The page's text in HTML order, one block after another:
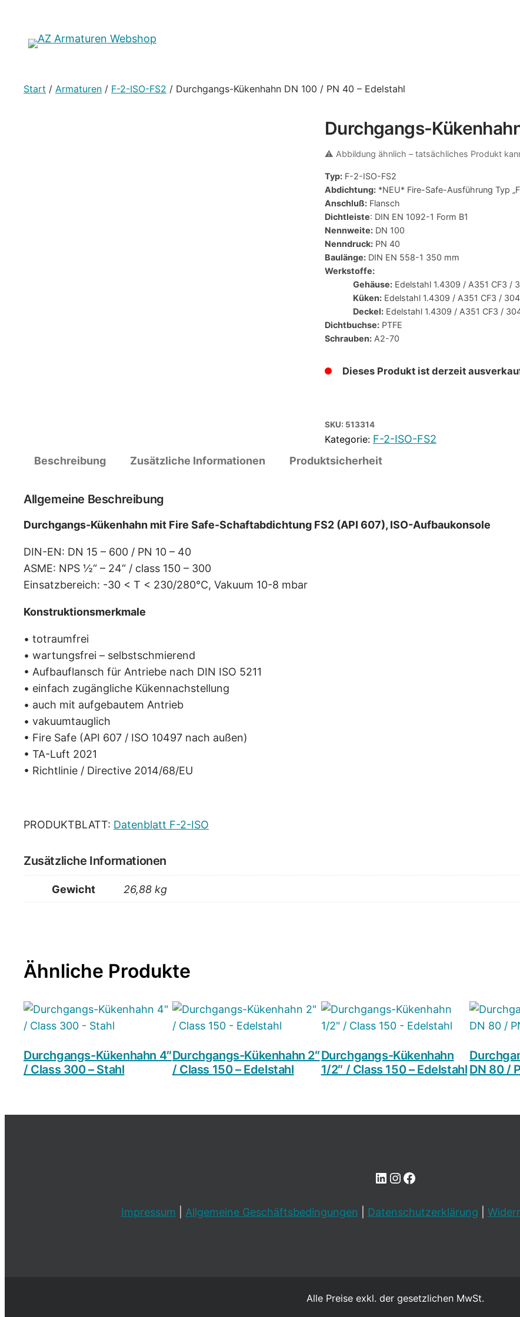
Start / Armaturen / F-2-ISO-FS2 / Durchgangs-Kükenhahn DN 100 / PN 40 – Edelstahl
Durchgangs-
⚠️ Abbildung ähnlich – tatsächliches Produkt
Typ: F-2-ISO-FS2
Abdichtung: *NEU* Fire-Safe-Ausführung Typ
Anschluß: Flansch
Dichtleiste: DIN EN 1092-1 Form B1
Nennweite: DN 100
Nenndruck: PN 40
Baulänge: DIN EN 558-1 350 mm
Werkstoffe:
Gehäuse: Edelstahl 1.4309 / A351 CF3 /
Küken: Edelstahl 1.4309 / A351 CF3 /
Deckel: Edelstahl 1.4309 / A351 CF3 /
Dichtbuchse: PTFE
Schrauben: A2-70
Dieses Produkt ist derzeit
SKU: 513314
F-2-ISO-FS2
Beschreibung
Zusätzliche Informationen Produktsicherheit
Allgemeine Beschreibung
Durchgangs-Kükenhahn mit Fire Safe-Schaftabdichtung FS2 (API 607), ISO-Aufbaukonsole
DIN-EN: DN 15 – 600 / PN 10 – 40
ASME: NPS ½“ – 24“ / class 150 – 300
Einsatzbereich: -30 < T < 230/280°C, Vakuum 10-8 mbar
Konstruktionsmerkmale
• totraumfrei
• wartungsfrei – selbstschmierend
• Aufbauflansch für Antriebe nach DIN ISO 5211
• einfach zugängliche Kükennachstellung
• auch mit aufgebautem Antrieb
• vakuumtauglich
• Fire Safe (API 607 / ISO 10497 nach außen)
• TA-Luft 2021
• Richtlinie / Directive 2014/68/EU
PRODUKTBLATT: Datenblatt F-2-ISO
Zusätzliche Informationen
Gewicht 26,88 kg
Durchgangs-Kükenhahn 4″
/ Class 300 – Stahl
Durchgangs-Kükenhahn 2″
/ Class 150 – Edelstahl
Durchgangs-Kükenhahn
1/2″ / Class 150 – Edelstahl DN 80 /
LinkedIn
Instagram
Facebook
Impressum Allgemeine Geschäftsbedingungen Datenschutzerklärung
Alle Preise exkl. der gesetzlichen MwSt.